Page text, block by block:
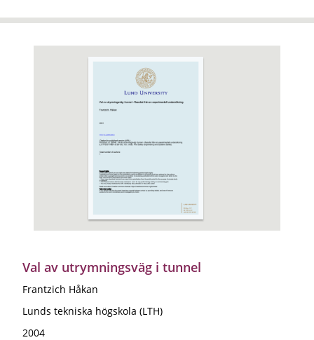
Val av utrymningsväg i tunnel
Frantzich Håkan
Lunds tekniska högskola (LTH)
2004